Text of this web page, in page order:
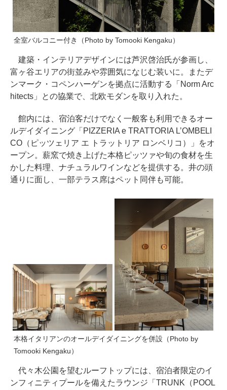
全室バルコニー付き（Photo by Tomooki Kengaku）
建築・インテリアデザインには芦沢啓治氏が参画し、
富ヶ谷エリアの街並みや雰囲気になじむ装いに。またデ
ンマーク・コペンハーゲンを拠点に活動する「Norm Arc
hitects」との協業で、北欧モダンを取り入れた。
館内には、宿泊客だけでなく一般客も利用できるオー
ルデイダイニング「PIZZERIA e TRATTORIA L’OMBELI
CO（ピッツェリア エ トラットリア ロンベリコ）」をオ
ープン。薪窯で焼き上げた本格ピッツァや旬の食材を生
かした料理、ナチュラルワインなどを提供する。井の頭
通りに面し、一部テラス席はペット同伴も可能。
本格イタリアンのオールデイダイニングを併設（Photo by
Tomooki Kengaku）
代々木公園を望むルーフトップには、宿泊者限定のイ
ンフィニティプールを備えたラウンジ「TRUNK（POOL